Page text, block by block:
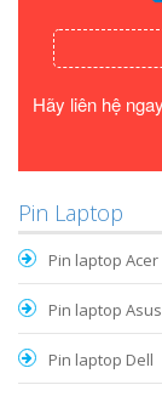
Hãy liên hệ
Pin Laptop
Pin laptop Acer
Pin laptop Asus
Pin laptop Dell